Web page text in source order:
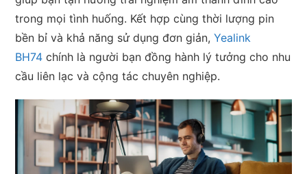
trong mọi tình huống. Kết hợp cùng thời lượng pin
bền bỉ và khả năng sử dụng đơn giản,Yealink
BH74 chính là người bạn đồng hành lý tưởng cho nhu
cầu liên lạc và cộng tác chuyên nghiệp.